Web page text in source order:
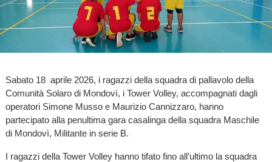
Sabato 18 aprile 2026, i ragazzi della squadra di pallavolo della
Comunità Solaro di Mondovì, i Tower Volley, accompagnati dagli
operatori Simone Musso e Maurizio Cannizzaro, hanno
partecipato alla penultima gara casalinga della squadra Maschile
di Mondovì, Militante in serie B.
I ragazzi della Tower Volley hanno tifato fino all’ultimo la squadra